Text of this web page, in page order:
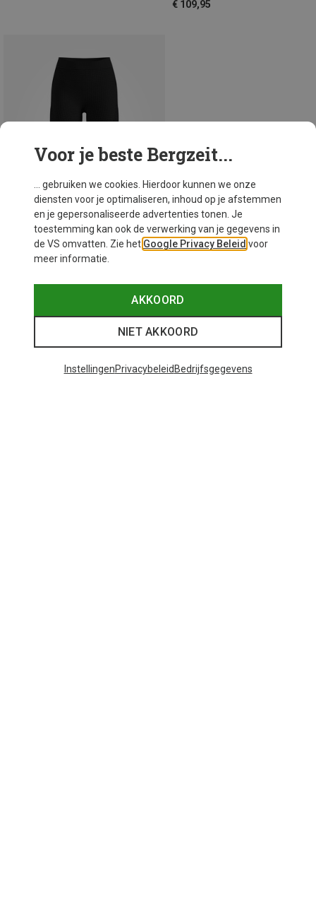
€ 109,95
Dames Seamless Performance Wool 3/4 Broek
38 van 38 producten bekeken
Voor je beste Bergzeit...
... gebruiken we cookies. Hierdoor kunnen we onze
diensten voor je optimaliseren, inhoud op je afstemmen
en je gepersonaliseerde advertenties tonen. Je
toestemming kan ook de verwerking van je gegevens in
de VS omvatten. Zie het Google Privacy Beleid voor
meer informatie.
AKKOORD
NIET AKKOORD
InstellingenPrivacybeleid Bedrijfsgegevens